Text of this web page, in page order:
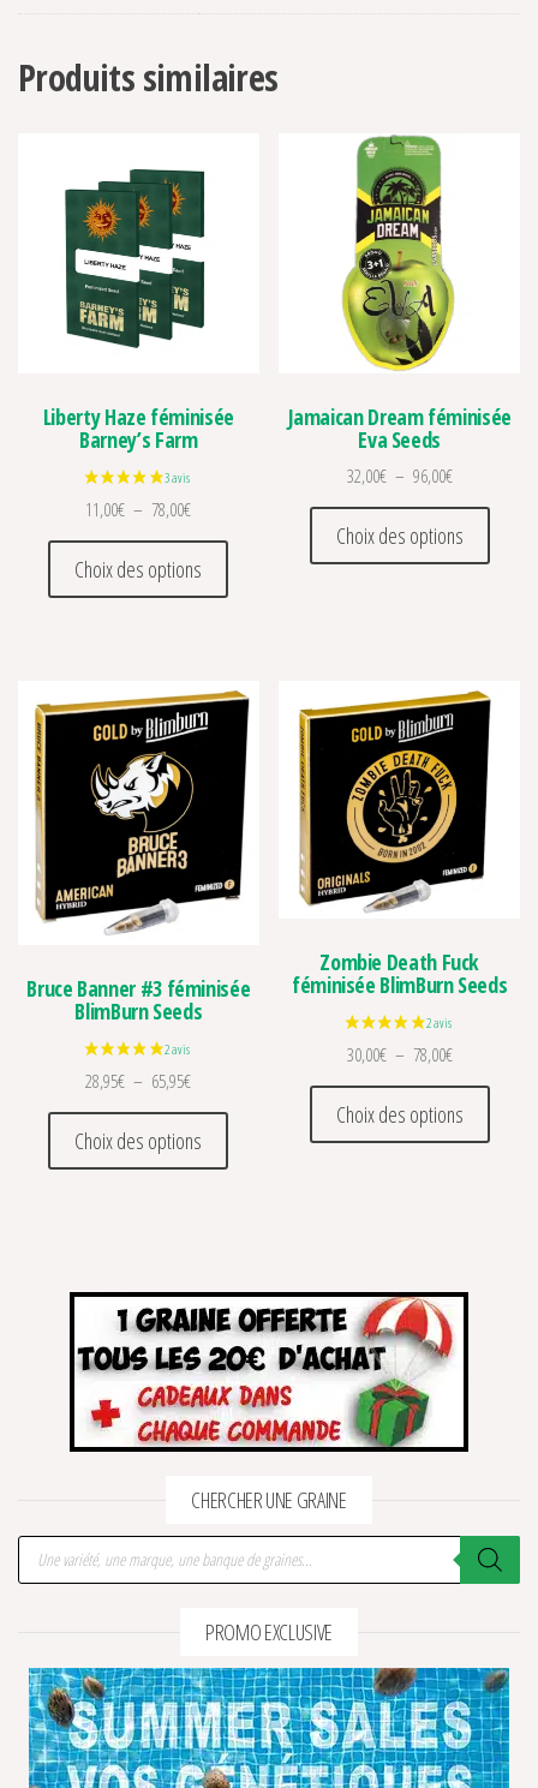
Produits similaires
Liberty Haze féminisée
Barney’s Farm
11,00€ – 78,00€Plage de prix : 11,00€ à 78,00€
Choix des options
Ce produit a plusieurs variations. Les
Jamaican Dream féminisée
Eva Seeds
32,00€ – 96,00€Plage de prix
Choix des options
Ce
Bruce Banner #3 féminisée
BlimBurn Seeds
28,95€ – 65,95€Plage de prix : 28,95€ à 65,95€
Choix des options
Ce produit a plusieurs variations. Les
Zombie Death Fuck
féminisée BlimBurn Seeds
30,00€ – 78,00€Plage de prix
Choix des options
Ce
CHERCHER UNE GRAINE
Recherche de produits
PROMO EXCLUSIVE